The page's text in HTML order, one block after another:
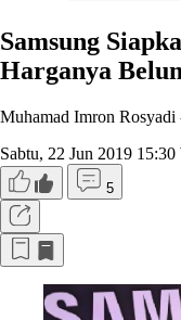
Samsung
Harganya
Muhamad Imron Rosyadi
Sabtu, 22 Jun 2019
5